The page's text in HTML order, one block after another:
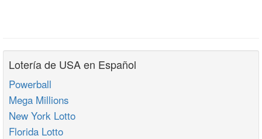
Lotería de USA en Español
Powerball
Mega Millions
New York Lotto
Florida Lotto